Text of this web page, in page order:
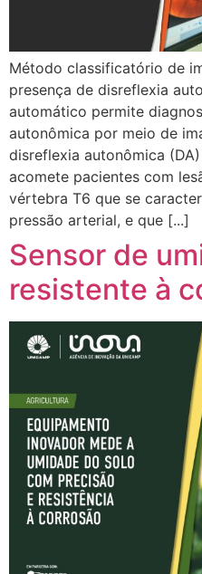
Método classificatório de
presença de disreflexia
automático permite
autonômica por meio de
disreflexia autonômica
acomete pacientes com
vértebra T6 que se
pressão arterial, e que [...]
Sensor de
resistente à